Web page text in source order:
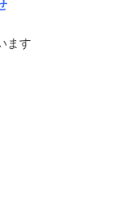
ます